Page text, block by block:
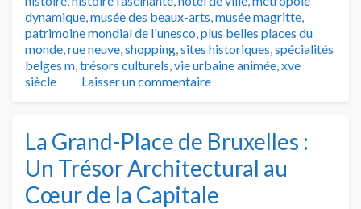
dynamique,musée des beaux-arts,musée magritte,
patrimoine mondial de l'unesco,plus belles places du
monde,rue neuve,shopping,sites historiques,spécialités
belges m,trésors culturels,vie urbaine animée,xve
siècle
Laisser un commentaire
La Grand-Place de Bruxelles :
Un Trésor Architectural au
Cœur de la Capitale